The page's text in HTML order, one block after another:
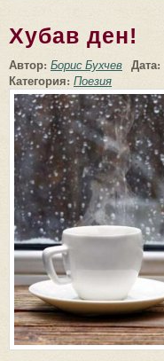
Хубав ден!
Автор: Борис Бухчев Дата:
Категория: Поезия